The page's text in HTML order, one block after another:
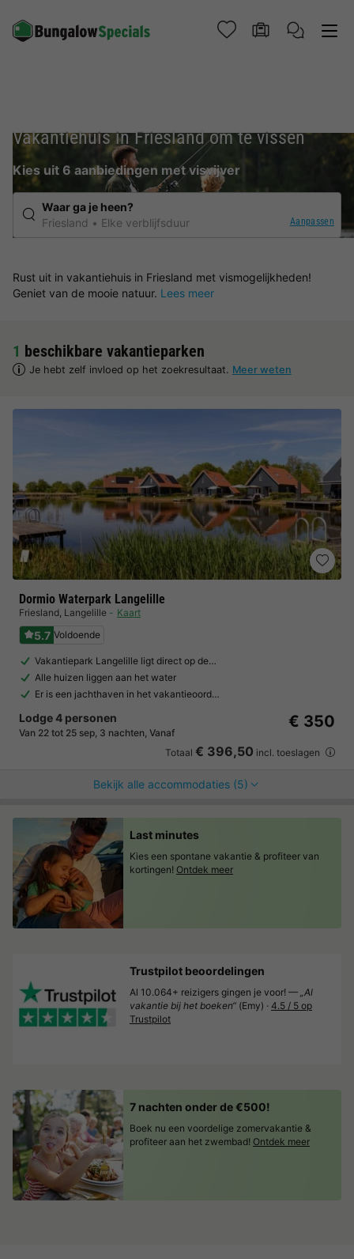
Vakantiehuis in Friesland om te vissen
Kies uit 6 aanbiedingen met visvijver
Waar ga je heen?
Friesland
Elke verblijfsduur Aanpassen
Rust uit in vakantiehuis in Friesland met vismogelijkheden!
Geniet van de mooie natuur. Lees meer
1 beschikbare vakantieparken
Je hebt zelf invloed op het zoekresultaat. Meer weten
Dormio Waterpark Langelille
Friesland, Langelille Kaart
5.7 Voldoende
Vakantiepark Langelille ligt direct op de…
Alle huizen liggen aan het water
Er is een jachthaven in het vakantieoord…
Lodge 4 personen
Van 22 tot 25 sep, 3 nachten, Vanaf
€ 350
Totaal € 396,50 incl. toeslagen
Bekijk alle accommodaties (5)
Last minutes
Kies een spontane vakantie & profiteer van
kortingen! Ontdek meer
Trustpilot beoordelingen
Al 10.064+ reizigers gingen je voor! — „Al
vakantie bij het boeken“ (Emy) · 4.5 / 5 op
Trustpilot
7 nachten onder de €500!
Boek nu een voordelige zomervakantie &
profiteer aan het zwembad! Ontdek meer